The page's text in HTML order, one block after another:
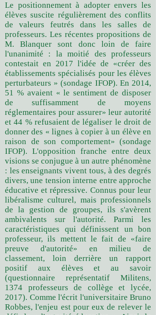
Le positionnement à adopter envers les
élèves suscite régulièrement des conflits
de valeurs feutrés dans les salles de
professeurs. Les récentes propositions de
M. Blanquer sont donc loin de faire
l'unanimité : la moitié des professeurs
contestait en 2017 l'idée de «créer des
établissements spécialisés pour les élèves
perturbateurs » (sondage IFOP). En 2014,
51 % avaient « le sentiment de disposer
de suffisamment de moyens
réglementaires pour assurer» leur autorité
et 44 % refusaient de légaliser le droit de
donner des « lignes à copier à un élève en
raison de son comportement» (sondage
IFOP). L'opposition franche entre deux
visions se conjugue à un autre phénomène
: les enseignants vivent tous, à des degrés
divers, une tension interne entre approche
éducative et répressive. Connus pour leur
libéralisme culturel, mais professionnels
de la gestion de groupes, ils s'avèrent
ambivalents sur l'autorité. Parmi les
caractéristiques qui définissent un bon
professeur, ils mettent le fait de «faire
preuve d'autorité» en milieu de
classement, loin derrière un rapport
positif aux élèves et au savoir
(questionnaire représentatif Militens,
1374 professeurs de collège et lycée,
2017). Comme l'écrit l'universitaire Bruno
Robbes, l'enjeu est pour eux de relever le